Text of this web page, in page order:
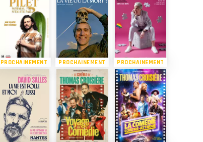
PROCHAINEMENT PROCHAINEMENT PROCHAINEMENT